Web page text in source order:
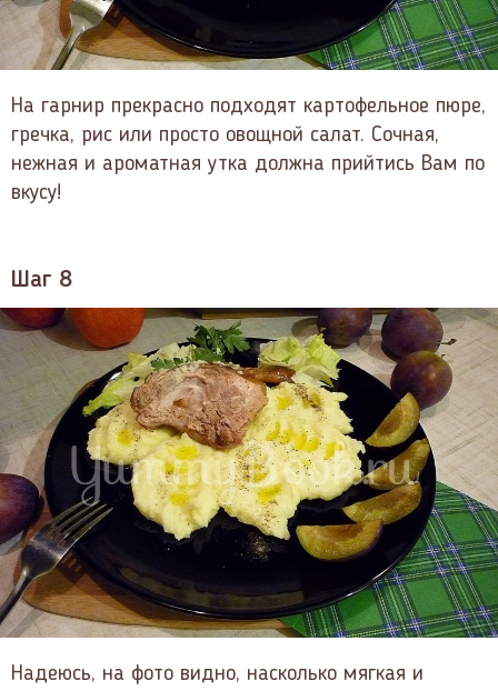
На гарнир прекрасно подходят картофельное пюре,
гречка, рис или просто овощной салат. Сочная,
нежная и ароматная утка должна прийтись Вам по
вкусу!
Шаг 8
Надеюсь, на фото видно, насколько мягкая и